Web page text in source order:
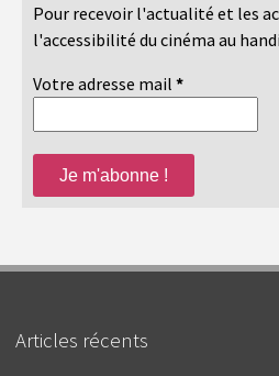
Pour recevoir l'actualité et les
l'accessibilité du cinéma au
Votre adresse mail *
Articles récents